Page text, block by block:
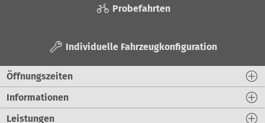
Probefahrten
Individuelle Fahrzeugkonfiguration
Öffnungszeiten
Informationen
Leistungen